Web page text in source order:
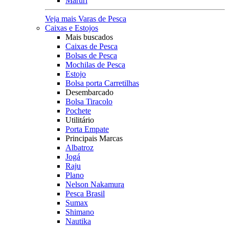
Veja mais Varas de Pesca
Caixas e Estojos
Mais buscados
Caixas de Pesca
Bolsas de Pesca
Mochilas de Pesca
Estojo
Bolsa porta Carretilhas
Desembarcado
Bolsa Tiracolo
Pochete
Utilitário
Porta Empate
Principais Marcas
Albatroz
Jogá
Raju
Plano
Nelson Nakamura
Pesca Brasil
Sumax
Shimano
Nautika